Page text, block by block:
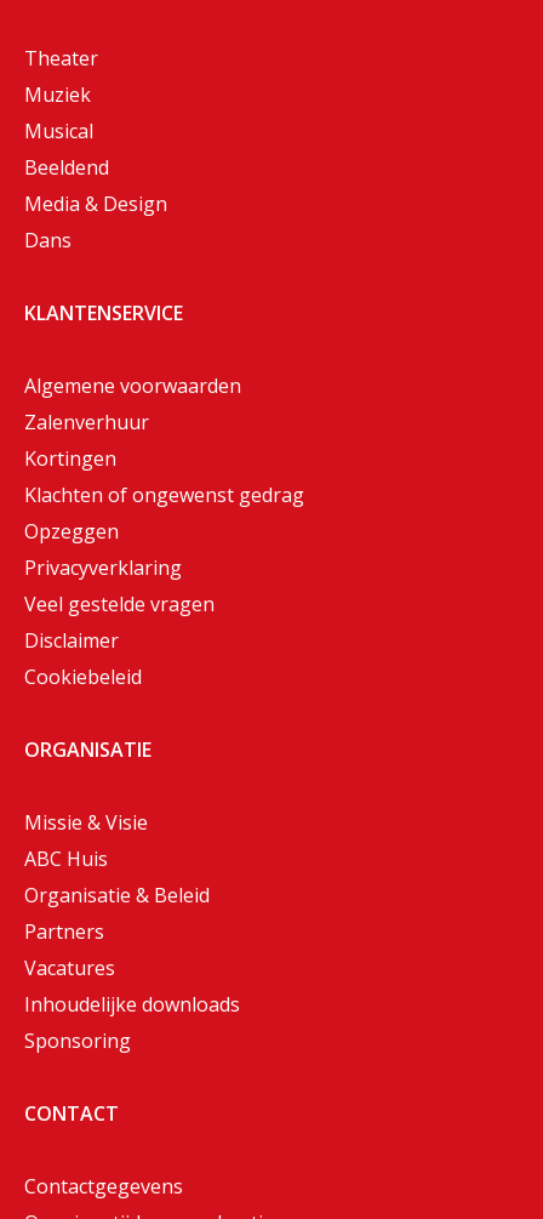
Theater
Muziek
Musical
Beeldend
Media & Design
Dans
KLANTENSERVICE
Algemene voorwaarden
Zalenverhuur
Kortingen
Klachten of ongewenst gedrag
Opzeggen
Privacyverklaring
Veel gestelde vragen
Disclaimer
Cookiebeleid
ORGANISATIE
Missie & Visie
ABC Huis
Organisatie & Beleid
Partners
Vacatures
Inhoudelijke downloads
Sponsoring
CONTACT
Contactgegevens